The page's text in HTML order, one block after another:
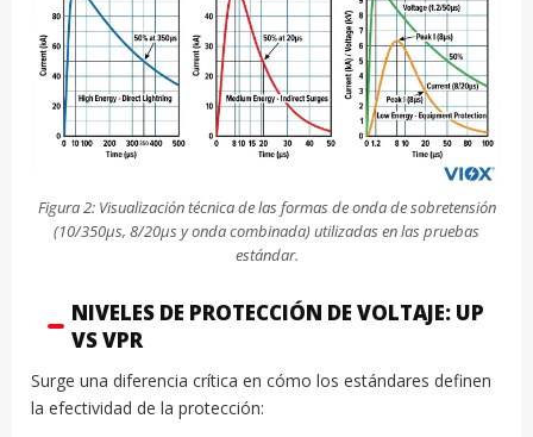
Figura 2: Visualización técnica de las formas de onda de sobretensión
(10/350μs, 8/20μs y onda combinada) utilizadas en las pruebas
estándar.
NIVELES DE PROTECCIÓN DE VOLTAJE: UP
VS VPR
Surge una diferencia crítica en cómo los estándares definen
la efectividad de la protección: